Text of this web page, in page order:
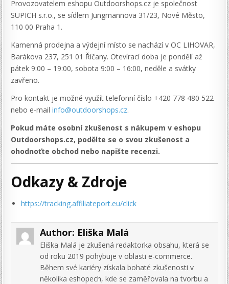
Provozovatelem eshopu Outdoorshops.cz je společnost
SUPICH s.r.o., se sídlem Jungmannova 31/23, Nové Město,
110 00 Praha 1.
Kamenná prodejna a výdejní místo se nachází v OC LIHOVAR,
Barákova 237, 251 01 Říčany. Otevírací doba je pondělí až
pátek 9:00 – 19:00, sobota 9:00 – 16:00, neděle a svátky
zavřeno.
Pro kontakt je možné využít telefonní číslo +420 778 480 522
nebo e-mailinfo@outdoorshops.cz.
Pokud máte osobní zkušenost s nákupem v eshopu
Outdoorshops.cz, podělte se o svou zkušenost a
ohodnoťte obchod nebo napište recenzi.
Odkazy & Zdroje
https://tracking.affiliateport.eu/click
Author: Eliška Malá
Eliška Malá je zkušená redaktorka obsahu, která se
od roku 2019 pohybuje v oblasti e-commerce.
Během své kariéry získala bohaté zkušenosti v
několika eshopech, kde se zaměřovala na tvorbu a